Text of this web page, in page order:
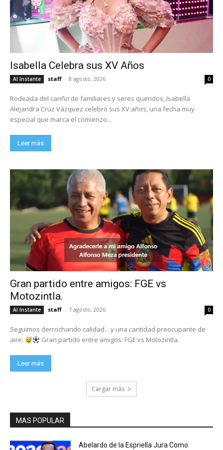
Isabella Celebra sus XV Años
Al Instante staff - 8 agosto, 2026 0
Rodeada del cariño de familiares y seres queridos, Isabella
Alejandra Cruz Vázquez celebró sus XV años, una fecha muy
especial que marca el comienzo...
Leer más
Gran partido entre amigos: FGE vs
Motozintla.
Al Instante staff - 7 agosto, 2026 0
Seguimos derrochando calidad... y una cantidad preocupante de
aire.
Gran partido entre amigos: FGE vs Motozintla.
Leer más
Cargar más
MAS POPULAR
Abelardo de la Espriella Jura Como